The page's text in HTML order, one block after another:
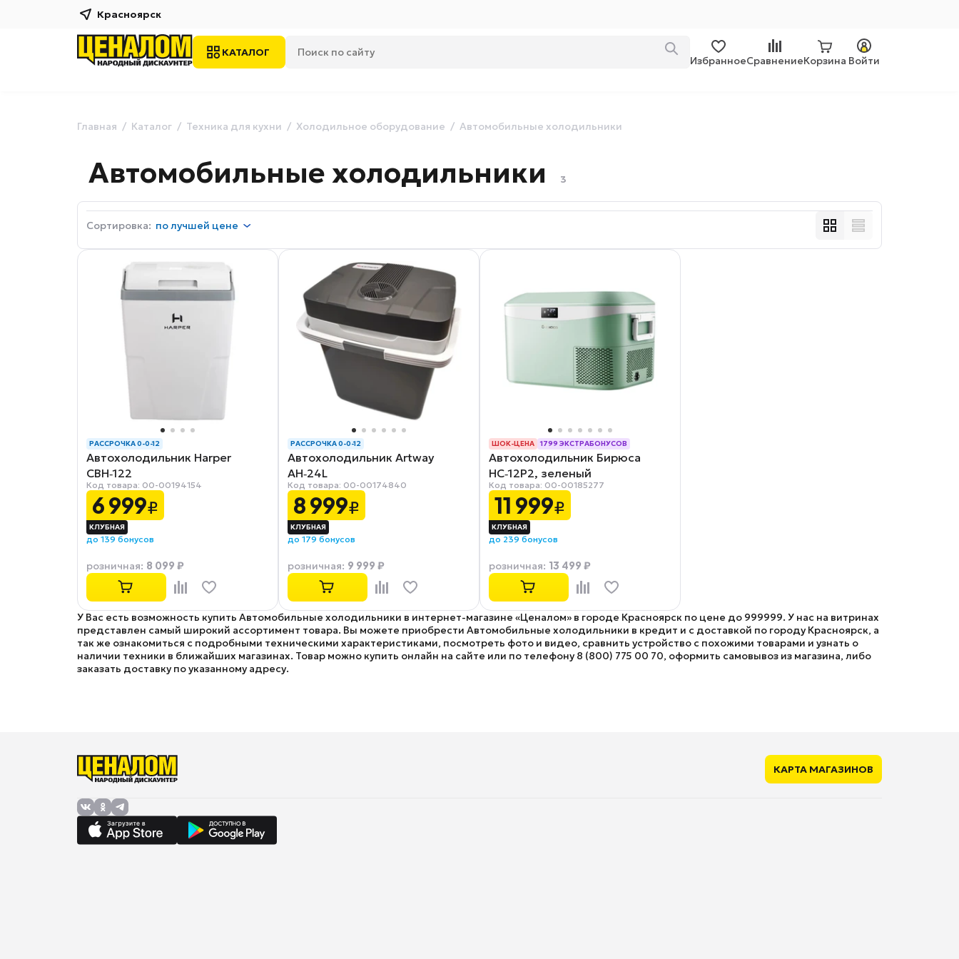
Красноярск
КАТАЛОГ
ИзбранноеСравнениеКорзина Войти
Главная Каталог Техника для кухни Холодильное оборудование Автомобильные холодильники
Автомобильные холодильники 3
Сортировка: получшей цене
РАССРОЧКА 0-0-12
Автохолодильник Harper
CBH‑122
Код товара: 00-00194154
6 999₽
до 139 бонусов
розничная: 8 099 ₽
РАССРОЧКА 0-0-12
Автохолодильник Artway
AH‑24L
Код товара: 00-00174840
8 999₽
до 179 бонусов
розничная: 9 999 ₽
ШОК-ЦЕНА
1799 ЭКСТРАБОНУСОВ
РАССРОЧКА 0-0-12
Автохолодильник Бирюса
HC‑12P2, зеленый
Код товара: 00-00185277
11 999₽
до 239 бонусов
розничная: 13 499 ₽
У Вас есть возможность купить Автомобильные холодильники в интернет-магазине «Ценалом» в городе Красноярск по цене до 999999. У нас на витринах
представлен самый широкий ассортимент товара. Вы можете приобрести Автомобильные холодильники в кредит и с доставкой по городу Красноярск, а
так же ознакомиться с подробными техническими характеристиками, посмотреть фото и видео, сравнить устройство с похожими товарами и узнать о
наличии техники в ближайших магазинах. Товар можно купить онлайн на сайте или по телефону 8 (800) 775 00 70, оформить самовывоз из магазина, либо
заказать доставку по указанному адресу.
КАРТА МАГАЗИНОВ